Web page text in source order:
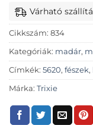
Várható
Cikkszám: 834
Kategóriák: madár,
Címkék: 5620, fészek,
Márka: Trixie